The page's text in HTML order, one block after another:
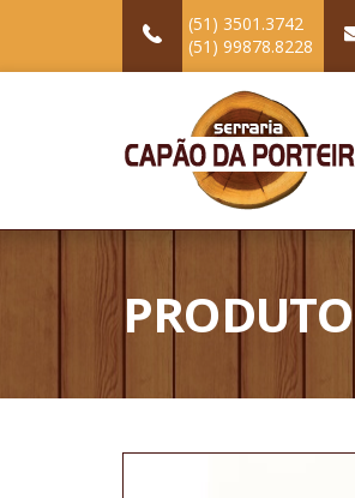
(51) 3501.3742
(51) 99878.8228
PRODUTO